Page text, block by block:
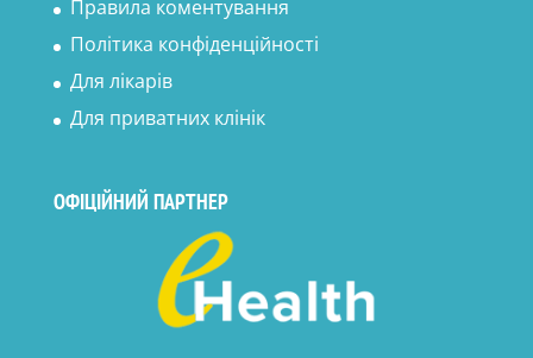
Правила коментування
Політика конфіденційності
Для лікарів
Для приватних клінік
ОФІЦІЙНИЙ ПАРТНЕР